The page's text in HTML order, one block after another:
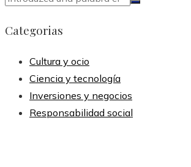
Categorias
Cultura y ocio
Ciencia y tecnología
Inversiones y negocios
Responsabilidad social